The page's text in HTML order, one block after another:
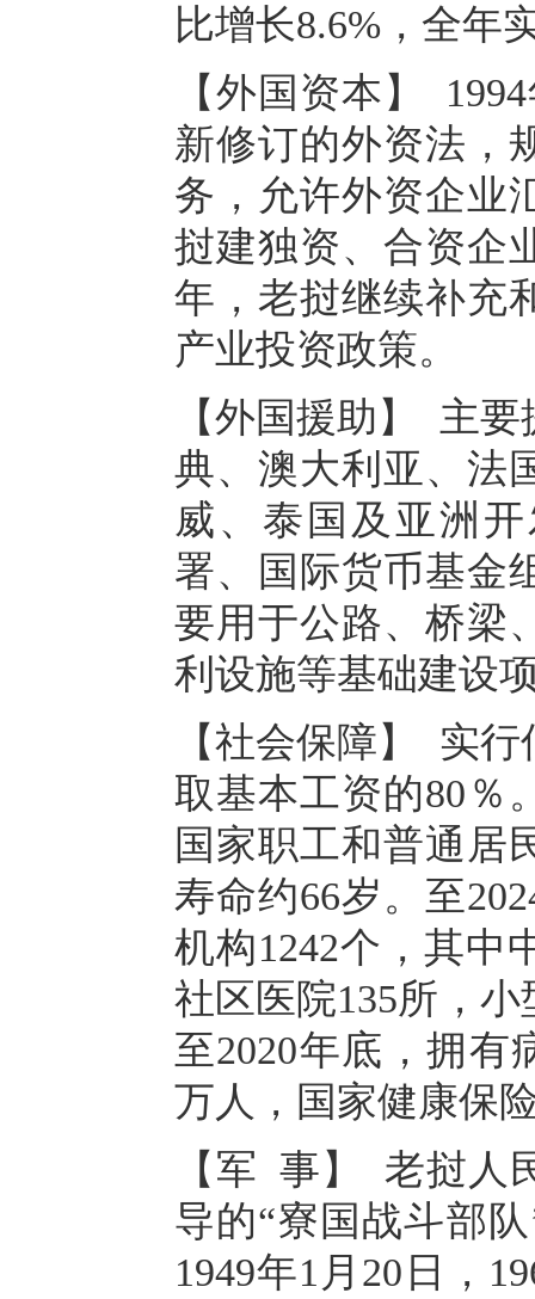
比增长8.6%，全年
【外国资本】
新修订的外资法，
务，允许外资企业
挝建独资、合资企
年，老挝继续补充
产业投资政策。
【外国援助】 主
典、澳大利亚、法
威、泰国及亚洲
署、国际货币基金
要用于公路、桥梁
利设施等基础建设
【社会保障】 实
取基本工资的80％
国家职工和普通居
寿命约66岁。至
机构1242个，其中
社区医院135所，
至2020年底，拥有
万人，国家健康保
【军 事】 老挝人
导的“寮国战斗部
1949年1月20日，